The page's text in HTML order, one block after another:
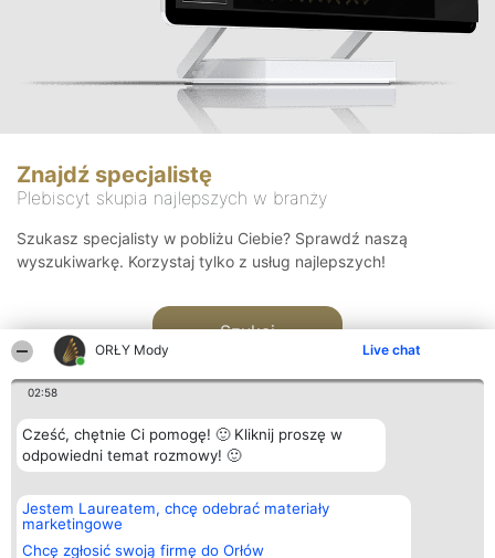
ORŁY Mody Live chat
02:58
Cześć, chętnie Ci pomogę! 🙂 Kliknij proszę w
odpowiedni temat rozmowy! 🙂
Jestem Laureatem, chcę odebrać materiały
marketingowe
Chcę zgłosić swoją firmę do Orłów
Znajdź specjalistę
Plebiscyt skupia najlepszych w branży
Szukasz specjalisty w pobliżu Ciebie? Sprawdź naszą
wyszukiwarkę. Korzystaj tylko z usług najlepszych!
Szukaj
Organizator plebiscytu
Bright Side Solutions sp. z o.
o. sp. k.
ul. Ruska 22
Plebiscyt
Laureaci
wszystkich
Kontakt
Kontakt